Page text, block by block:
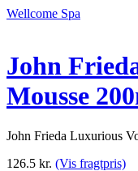
Wellcome Spa
John
Mousse
John Frieda Luxurious
126.5 kr. (Vis fragtpris)